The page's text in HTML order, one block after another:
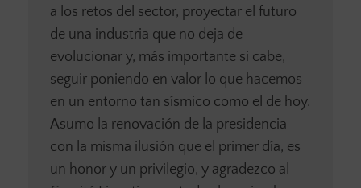
a los retos del sector, proyectar el futuro
de una industria que no deja de
evolucionar y, más importante si cabe,
seguir poniendo en valor lo que hacemos
en un entorno tan sísmico como el de hoy.
Asumo la renovación de la presidencia
con la misma ilusión que el primer día, es
un honor y un privilegio, y agradezco al